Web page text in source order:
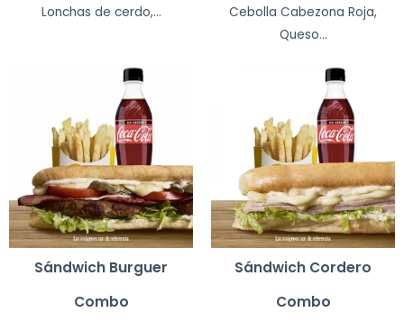
Lonchas de cerdo,...
Cebolla Cabezona Roja,
Queso...
Sándwich Burguer
Combo
Sándwich Cordero
Combo